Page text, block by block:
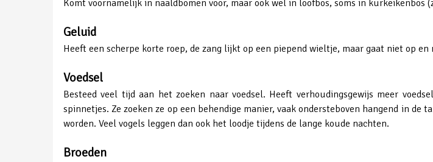
Komt voornamelijk in naaldbomen voor, maar ook wel in loofbos, soms in kurkeikenbos
Geluid
Heeft een scherpe korte roep, de zang lijkt op een piepend wieltje, maar gaat niet op
Voedsel
Besteed veel tijd aan het zoeken naar voedsel. Heeft verhoudingsgewijs meer
spinnetjes. Ze zoeken ze op een behendige manier, vaak ondersteboven hangend in
worden. Veel vogels leggen dan ook het loodje tijdens de lange koude nachten.
Broeden